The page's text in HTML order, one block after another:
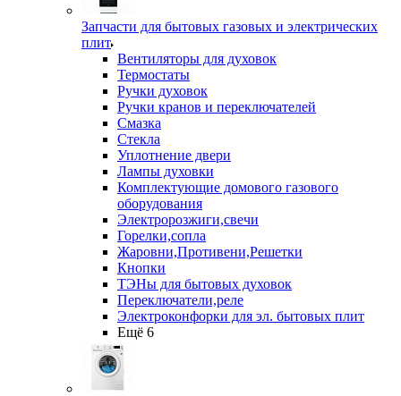
Запчасти для бытовых газовых и электрических
плит
Вентиляторы для духовок
Термостаты
Ручки духовок
Ручки кранов и переключателей
Смазка
Стекла
Уплотнение двери
Лампы духовки
Комплектующие домового газового
оборудования
Электророзжиги,свечи
Горелки,сопла
Жаровни,Противени,Решетки
Кнопки
ТЭНы для бытовых духовок
Переключатели,реле
Электроконфорки для эл. бытовых плит
Ещё 6